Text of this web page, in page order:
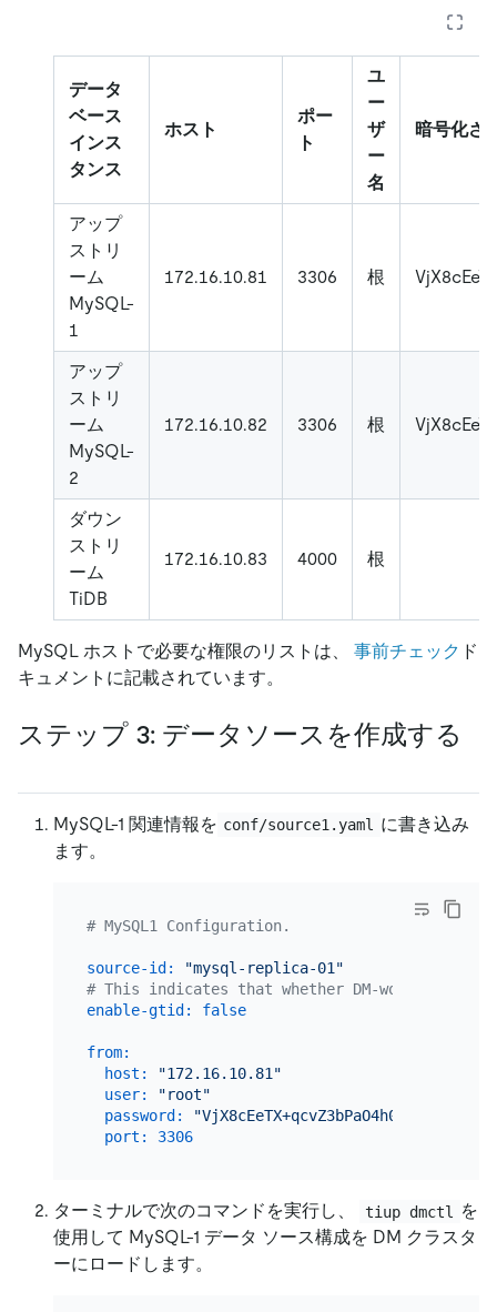
データ
ベース
インス
タンス
ホスト
ポー
ト
ユ
ー
ザ
ー
名
暗号化さ
アップ
ストリ
ーム
MySQL-
1
172.16.10.81 3306 根
アップ
ストリ
ーム
MySQL-
2
172.16.10.82 3306 根
ダウン
ストリ
ーム
TiDB
172.16.10.83 4000 根
MySQL ホストで必要な権限のリストは、 事前チェック ド
キュメントに記載されています。
ステップ 3: データソースを作成する
MySQL-1 関連情報を conf/source1.yaml
に書き込み
ます。
# MySQL1 Configuration.
source-id:
"mysql-replica-01"
# This indicates that whether DM-worker
enable-gtid:
false
from:
host:
"172.16.10.81"
user:
"root"
password:
"VjX8cEeTX+qcvZ3bPaO4h0C80pe/1aU="
port:
3306
ターミナルで次のコマンドを実行し、 tiup dmctl
を
使用して MySQL-1 データ ソース構成を DM クラスタ
ーにロードします。